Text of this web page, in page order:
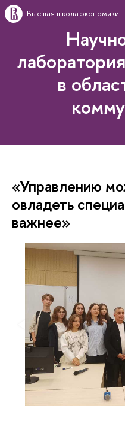
Высшая школа экономики
в
«Управлению
овладеть
важнее»